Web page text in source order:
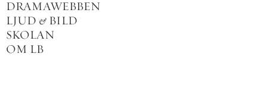
DRAMAWEBBEN
LJUD & BILD
SKOLAN
OM LB